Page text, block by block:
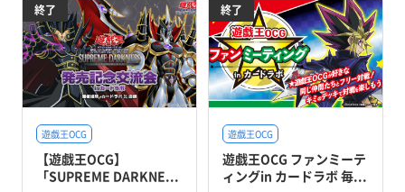
終了
遊戯王OCG
【遊戯王OCG】
「SUPREME DARKNE...
終了
遊戯王OCG
遊戯王OCG ファンミーテ
ィングin カードラボ 毎...